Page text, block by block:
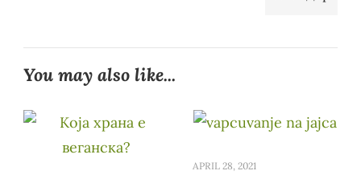
You may also like...
APRIL 28, 2021